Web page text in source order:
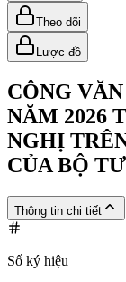
Theo dõi
Lược đồ
CÔNG
NĂM 2026
NGHỊ
CỦA BỘ
Thông tin chi tiết
Số ký hiệu